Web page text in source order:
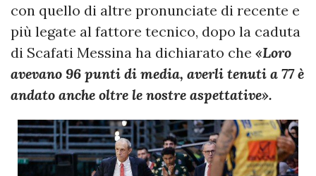
con quello di altre pronunciate di recente e
più legate al fattore tecnico, dopo la caduta
di Scafati Messina ha dichiarato che «Loro
avevano 96 punti di media, averli tenuti a 77 è
andato anche oltre le nostre aspettative».